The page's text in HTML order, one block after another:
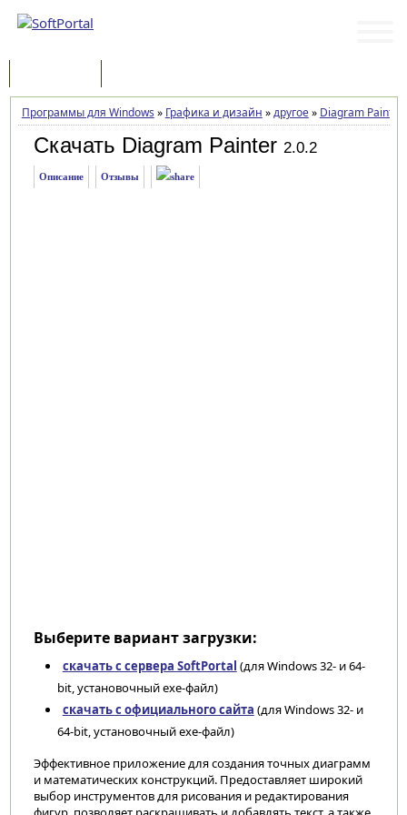
Программы для Windows » Графика и дизайн »другое» Diagram Painter
Скачать Diagram Painter 2.0.2
Описание Отзывы
Выберите вариант загрузки:
скачать с сервера SoftPortal (для Windows 32- и 64-
bit, установочный exe-файл)
скачать с официального сайта (для Windows 32- и
64-bit, установочный exe-файл)
Эффективное приложение для создания точных диаграмм
и математических конструкций. Предоставляет широкий
выбор инструментов для рисования и редактирования